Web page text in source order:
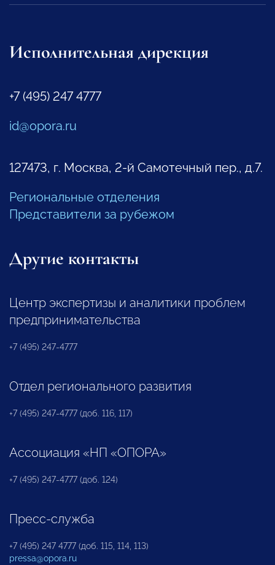
Исполнительная дирекция
+7 (495) 247 4777
id@opora.ru
127473, г. Москва, 2-й Самотечный пер., д.7.
Региональные отделения
Представители за рубежом
Другие контакты
Центр экспертизы и аналитики проблем
предпринимательства
+7 (495) 247-4777
Отдел регионального развития
+7 (495) 247-4777 (доб. 116, 117)
Ассоциация «НП «ОПОРА»
+7 (495) 247-4777 (доб. 124)
Пресс-служба
+7 (495) 247 4777 (доб. 115, 114, 113)
pressa@opora.ru